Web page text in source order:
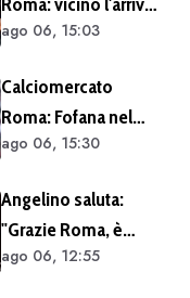
ancora al lavoro
sull'operazione
di Ballarin dal
definitivo
ago 06, 15:03
Calciomercato
Roma: Fofana nel
mirino. Alcuni
giallorossi presenti
nel match di
Champions con il
ago 06, 15:30
Angelino saluta:
"Grazie Roma, è
stato un orgoglio"
ago 06, 12:55